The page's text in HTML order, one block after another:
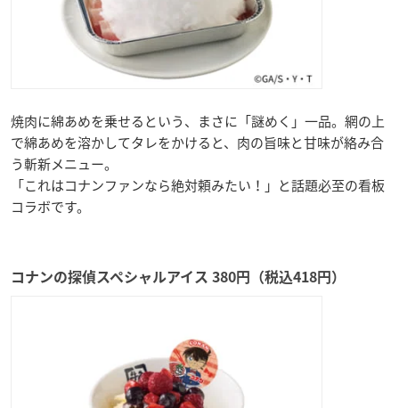
焼肉に綿あめを乗せるという、まさに「謎めく」一品。網の上
で綿あめを溶かしてタレをかけると、肉の旨味と甘味が絡み合
う斬新メニュー。
「これはコナンファンなら絶対頼みたい！」と話題必至の看板
コラボです。
コナンの探偵スペシャルアイス 380円（税込418円）